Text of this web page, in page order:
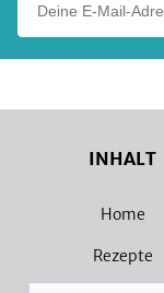
INHALT
Home
Rezepte